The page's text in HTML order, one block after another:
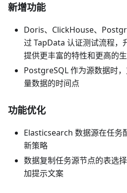
新增功能
Doris、ClickHouse、
过 TapData 认证测试流程，
提供更丰富的特性和更高的
PostgreSQL 作为源数据时
量数据的时间点
功能优化
Elasticsearch 数据源在任务
新策略
数据复制任务源节点的表选
加提示文案